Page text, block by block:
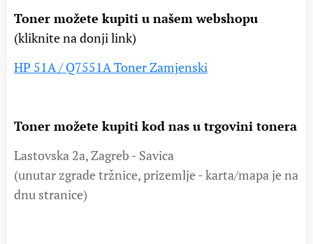
Toner možete kupiti u našem webshopu
(kliknite na donji link)
HP 51A / Q7551A Toner Zamjenski
Toner možete kupiti kod nas u trgovini tonera
Lastovska 2a, Zagreb - Savica
(unutar zgrade tržnice, prizemlje - karta/mapa je na
dnu stranice)